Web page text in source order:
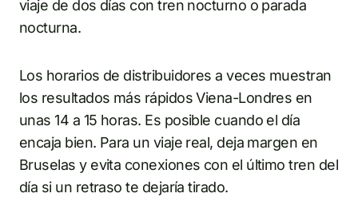
viaje de dos días con tren nocturno o parada
nocturna.
Los horarios de distribuidores a veces muestran
los resultados más rápidos Viena-Londres en
unas 14 a 15 horas. Es posible cuando el día
encaja bien. Para un viaje real, deja margen en
Bruselas y evita conexiones con el último tren del
día si un retraso te dejaría tirado.